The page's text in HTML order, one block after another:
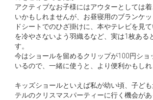
アクティブなお子様にはアウターとしては
いかもしれませんが、お昼寝用のブランケ
ドシートでのひざ掛けに、本やテレビを見
を冷やさないよう羽織るなど、実は1枚ある
す。
今はショールを留めるクリップが100円ショ
いるので、一緒に使うと、より便利かもしれ
キッズショールといえば私が幼い頃、子ど
テルのクリスマスパーティーに行く機会があ